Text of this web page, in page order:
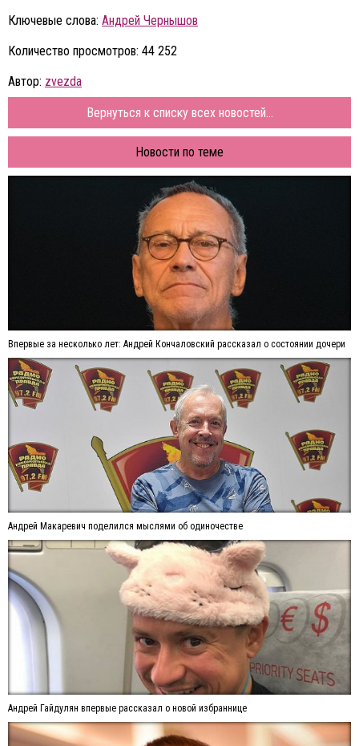
Ключевые слова: Андрей Чернышов
Количество просмотров: 44 252
Автор: zvezda
Вернуться к списку всех новостей...
Новости по теме
Впервые за несколько лет: Андрей Кончаловский рассказал о состоянии дочери
Андрей Макаревич поделился мыслями об одиночестве
Андрей Гайдулян впервые рассказал о новой избраннице